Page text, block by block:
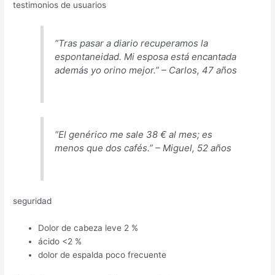
testimonios de usuarios
“Tras pasar a diario recuperamos la
espontaneidad. Mi esposa está encantada
además yo orino mejor.” – Carlos, 47 años
“El genérico me sale 38 € al mes; es
menos que dos cafés.” – Miguel, 52 años
seguridad
Dolor de cabeza leve 2 %
ácido <2 %
dolor de espalda poco frecuente